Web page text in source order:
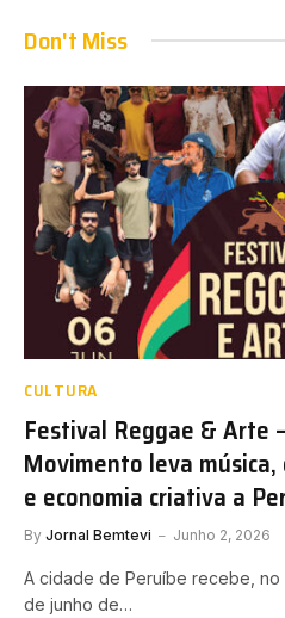
Don't Miss
CULTURA
Festival Reggae & Arte
Movimento leva
e economia criativa a
By Jornal Bemtevi Junho 2, 2026
A cidade de Peruíbe recebe,
de junho de…